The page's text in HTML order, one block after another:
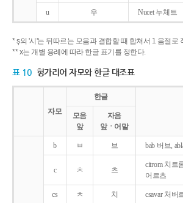
u 우 Nucet 누체트
* ş의 '시'는 뒤따르는 모음과 결합할 때 합쳐서 1 음절로
** x는 개별 용례에 따라 한글 표기를 정한다.
표 10 헝가리어 자모와 한글 대조표
자모
한글
모음
앞
자음
앞ㆍ어말
b ㅂ 브 bab 버브,
c ㅊ 츠
citrom 치트
어르츠
cs ㅊ 치 csavar 처버